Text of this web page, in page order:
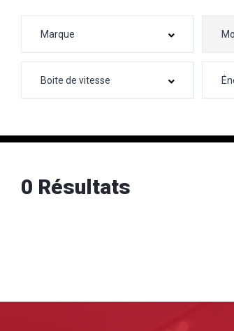
0 Résultats